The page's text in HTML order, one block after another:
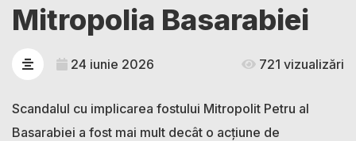
Mitropolia Basarabiei
24 iunie 2026 721 vizualizări
Scandalul cu implicarea fostului Mitropolit Petru al
Basarabiei a fost mai mult decât o acțiune de